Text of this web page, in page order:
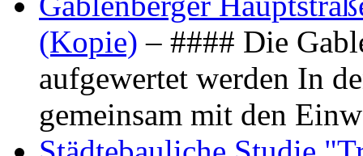
(Kopie) – #### Die
aufgewertet werden In
gemeinsam mit den